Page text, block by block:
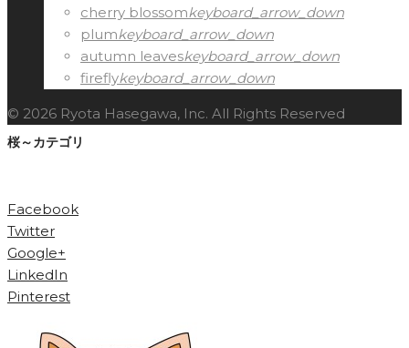
cherry blossomkeyboard_arrow_down
plumkeyboard_arrow_down
autumn leaveskeyboard_arrow_down
fireflykeyboard_arrow_down
© 2026 Ryota Hasegawa, Inc. All Rights Reserved
桜～カテゴリ
Facebook
Twitter
Google+
LinkedIn
Pinterest